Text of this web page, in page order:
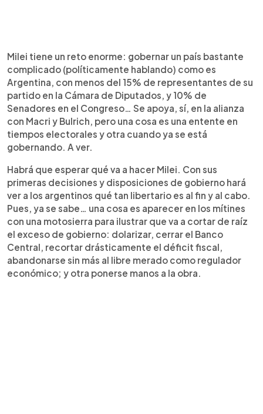
Milei tiene un reto enorme: gobernar un país bastante
complicado (políticamente hablando) como es
Argentina, con menos del 15% de representantes de su
partido en la Cámara de Diputados, y 10% de
Senadores en el Congreso… Se apoya, sí, en la alianza
con Macri y Bulrich, pero una cosa es una entente en
tiempos electorales y otra cuando ya se está
gobernando. A ver.
Habrá que esperar qué va a hacer Milei. Con sus
primeras decisiones y disposiciones de gobierno hará
ver a los argentinos qué tan libertario es al fin y al cabo.
Pues, ya se sabe… una cosa es aparecer en los mítines
con una motosierra para ilustrar que va a cortar de raíz
el exceso de gobierno: dolarizar, cerrar el Banco
Central, recortar drásticamente el déficit fiscal,
abandonarse sin más al libre merado como regulador
económico; y otra ponerse manos a la obra.